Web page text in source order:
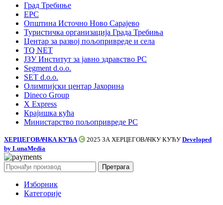
Град Требиње
ЕРС
Општина Источно Ново Сарајево
Туристичка организација Града Требиња
Центар за развој пољопривреде и села
TQ NET
ЈЗУ Институт за јавно здравство РС
Segment d.o.o.
SET d.o.o.
Олимпијски центар Јахорина
Dineco Group
X Express
Крајишка кућа
Министарство пољопривреде РС
ХЕРЦЕГОВАЧКА КУЋА 2025 ЗА ХЕРЦЕГОВАЧКУ КУЋУ Developed
by LunaMedia
Претрага
Изборник
Категорије